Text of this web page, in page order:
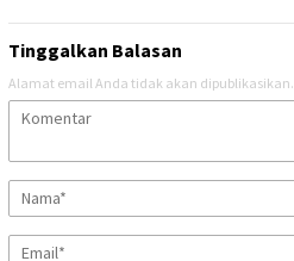
Tinggalkan Balasan
Alamat email Anda tidak akan dipublikasikan.